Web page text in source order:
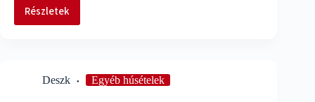
Részletek
Kakashere
Deszk Egyéb húsételek